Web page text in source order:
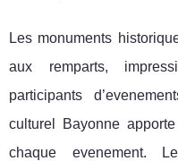
Les monuments
aux remparts,
participants
culturel Bayonne
chaque evenement.